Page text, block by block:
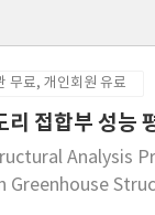
무료, 개인회원 유료
리 접합부 성
Analysis
Greenhouse